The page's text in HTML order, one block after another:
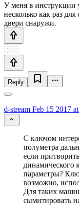
У меня в инструкции
несколько как раз
двери снаружи.
Reply
d-stream Feb 15 2017
С ключом
полуметра
если
динамического
параметры?
возможно,
Для таких
сымитировать